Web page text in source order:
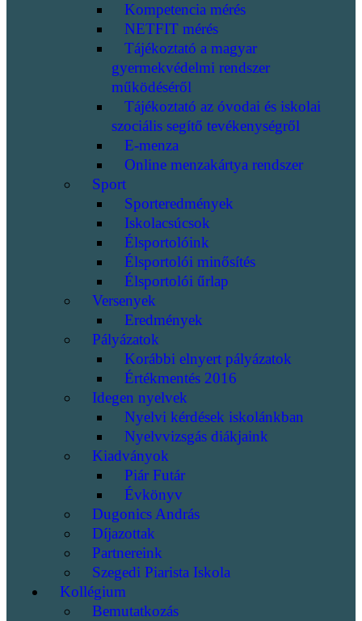
Kompetencia mérés
NETFIT mérés
Tájékoztató a magyar
gyermekvédelmi rendszer
működéséről
Tájékoztató az óvodai és iskolai
szociális segítő tevékenységről
E-menza
Online menzakártya rendszer
Sport
Sporteredmények
Iskolacsúcsok
Élsportolóink
Élsportolói minősítés
Élsportolói űrlap
Versenyek
Eredmények
Pályázatok
Korábbi elnyert pályázatok
Értékmentés 2016
Idegen nyelvek
Nyelvi kérdések iskolánkban
Nyelvvizsgás diákjaink
Kiadványok
Piár Futár
Évkönyv
Dugonics András
Díjazottak
Partnereink
Szegedi Piarista Iskola
Kollégium
Bemutatkozás